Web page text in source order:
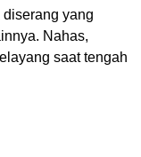
yang
Nahas,
saat tengah